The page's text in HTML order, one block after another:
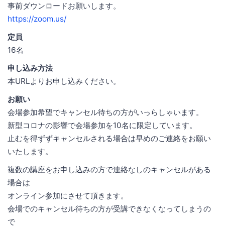
事前ダウンロードお願いします。
https://zoom.us/
定員
16名
申し込み方法
本URLよりお申し込みください。
お願い
会場参加希望でキャンセル待ちの方がいっらしゃいます。
新型コロナの影響で会場参加を10名に限定しています。
止むを得ずずキャンセルされる場合は早めのご連絡をお願い
いたします。
複数の講座をお申し込みの方で連絡なしのキャンセルがある
場合は
オンライン参加にさせて頂きます。
会場でのキャンセル待ちの方が受講できなくなってしまうの
で